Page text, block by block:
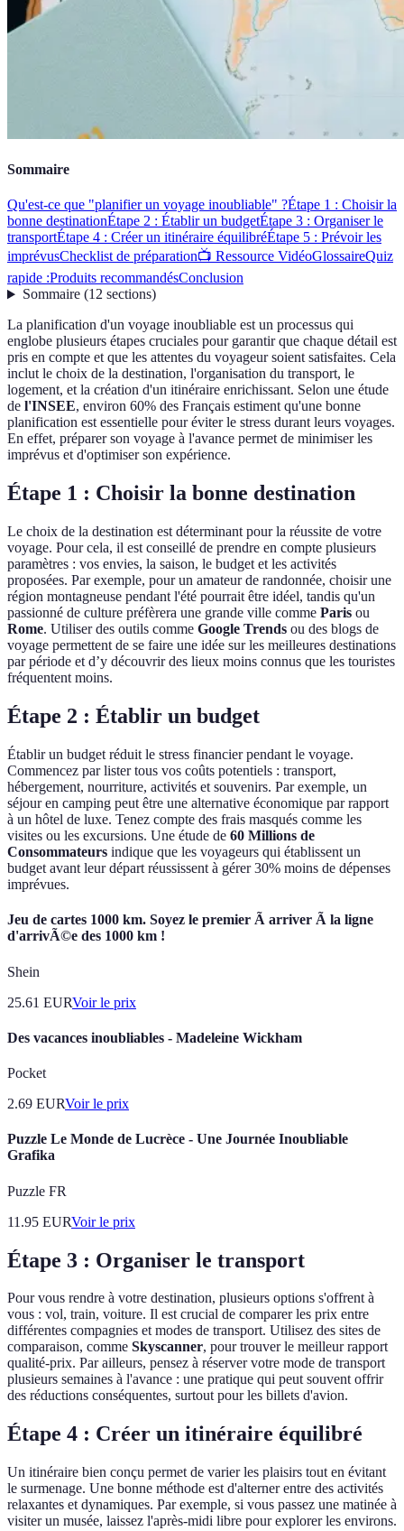
Sommaire
Qu'est-ce que "planifier un voyage inoubliable" ?Étape 1 : Choisir la
bonne destinationÉtape 2 : Établir un budgetÉtape 3 : Organiser le
transportÉtape 4 : Créer un itinéraire équilibréÉtape 5 : Prévoir les
imprévusChecklist de préparation📺 Ressource VidéoGlossaireQuiz
rapide :Produits recommandésConclusion
Sommaire(12 sections)
La planification d'un voyage inoubliable est un processus qui
englobe plusieurs étapes cruciales pour garantir que chaque détail est
pris en compte et que les attentes du voyageur soient satisfaites. Cela
inclut le choix de la destination, l'organisation du transport, le
logement, et la création d'un itinéraire enrichissant. Selon une étude
de l'INSEE, environ 60% des Français estiment qu'une bonne
planification est essentielle pour éviter le stress durant leurs voyages.
En effet, préparer son voyage à l'avance permet de minimiser les
imprévus et d'optimiser son expérience.
Étape 1 : Choisir la bonne destination
Le choix de la destination est déterminant pour la réussite de votre
voyage. Pour cela, il est conseillé de prendre en compte plusieurs
paramètres : vos envies, la saison, le budget et les activités
proposées. Par exemple, pour un amateur de randonnée, choisir une
région montagneuse pendant l'été pourrait être idéel, tandis qu'un
passionné de culture préfèrera une grande ville comme Paris ou
Rome. Utiliser des outils comme Google Trends ou des blogs de
voyage permettent de se faire une idée sur les meilleures destinations
par période et d’y découvrir des lieux moins connus que les touristes
fréquentent moins.
Étape 2 : Établir un budget
Établir un budget réduit le stress financier pendant le voyage.
Commencez par lister tous vos coûts potentiels : transport,
hébergement, nourriture, activités et souvenirs. Par exemple, un
séjour en camping peut être une alternative économique par rapport
à un hôtel de luxe. Tenez compte des frais masqués comme les
visites ou les excursions. Une étude de 60 Millions de
Consommateurs indique que les voyageurs qui établissent un
budget avant leur départ réussissent à gérer 30% moins de dépenses
imprévues.
Jeu de cartes 1000 km. Soyez le premier Ã arriver Ã la ligne
d'arrivÃ©e des 1000 km !
Shein
25.61 EURVoir le prix
Des vacances inoubliables - Madeleine Wickham
Pocket
2.69 EURVoir le prix
Puzzle Le Monde de Lucrèce - Une Journée Inoubliable
Grafika
Puzzle FR
11.95 EURVoir le prix
Étape 3 : Organiser le transport
Pour vous rendre à votre destination, plusieurs options s'offrent à
vous : vol, train, voiture. Il est crucial de comparer les prix entre
différentes compagnies et modes de transport. Utilisez des sites de
comparaison, comme Skyscanner, pour trouver le meilleur rapport
qualité-prix. Par ailleurs, pensez à réserver votre mode de transport
plusieurs semaines à l'avance : une pratique qui peut souvent offrir
des réductions conséquentes, surtout pour les billets d'avion.
Étape 4 : Créer un itinéraire équilibré
Un itinéraire bien conçu permet de varier les plaisirs tout en évitant
le surmenage. Une bonne méthode est d'alterner entre des activités
relaxantes et dynamiques. Par exemple, si vous passez une matinée à
visiter un musée, laissez l'après-midi libre pour explorer les environs.